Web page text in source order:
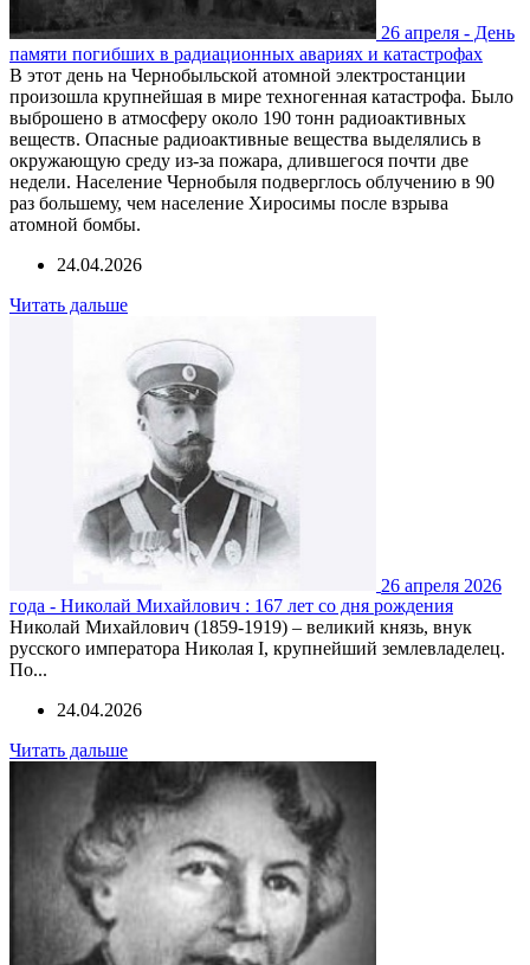
26 апреля - День
памяти погибших в радиационных авариях и катастрофах
В этот день на Чернобыльской атомной электростанции
произошла крупнейшая в мире техногенная катастрофа. Было
выброшено в атмосферу около 190 тонн радиоактивных
веществ. Опасные радиоактивные вещества выделялись в
окружающую среду из-за пожара, длившегося почти две
недели. Население Чернобыля подверглось облучению в 90
раз большему, чем население Хиросимы после взрыва
атомной бомбы.
24.04.2026
Читать дальше
26 апреля 2026
года - Николай Михайлович : 167 лет со дня рождения
Николай Михайлович (1859-1919) – великий князь, внук
русского императора Николая I, крупнейший землевладелец.
По...
24.04.2026
Читать дальше